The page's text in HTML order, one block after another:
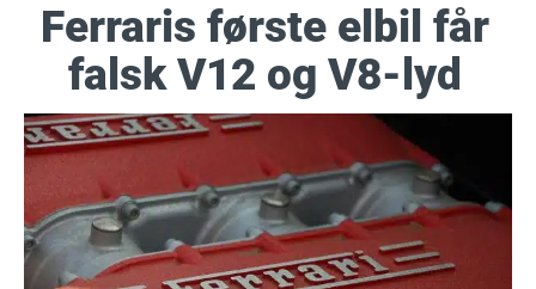
Ferraris første elbil får
falsk V12 og V8-lyd